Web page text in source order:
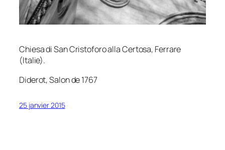
Chiesa di San Cristoforo alla Certosa, Ferrare
(Italie).
Diderot,Salon de 1767
25 janvier 2015